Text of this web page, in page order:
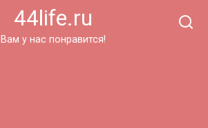
44life.ru
Вам у нас понравится!